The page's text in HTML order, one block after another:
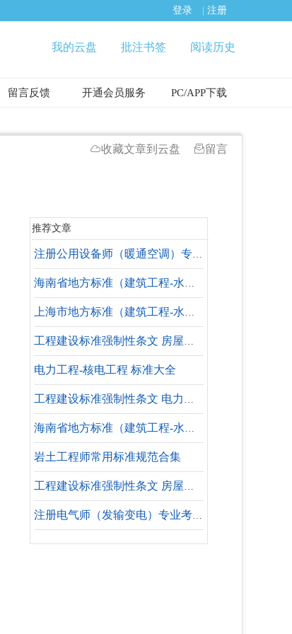
登录 注册
我的云盘 批注书签 阅读历史
留言反馈 开通会员服务 PC/APP下载
收藏文章到云盘 留言
推荐文章
注册公用设备师（暖通空调）专业考试 规范合集
海南省地方标准（建筑工程-水暖专业-设计依据）
上海市地方标准（建筑工程-水暖专业-参考标准）
工程建设标准强制性条文 房屋建筑部分 建筑节能
电力工程-核电工程 标准大全
工程建设标准强制性条文 电力工程部分 输变电工程
海南省地方标准（建筑工程-水暖专业-参考标准）
岩土工程师常用标准规范合集
工程建设标准强制性条文 房屋建筑部分 建筑防火
注册电气师（发输变电）专业考试 规范合集